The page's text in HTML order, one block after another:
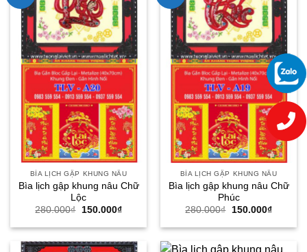
BÌA LỊCH GẬP KHUNG NÂU
Bìa lịch gập khung nâu Chữ
Lộc
280.000₫
Giá
là:
150.000₫Giá
tại
150.000₫.
BÌA LỊCH GẬP KHUNG NÂU
Bìa lịch gập khung nâu Chữ
Phúc
280.000₫
Giá
là:
150.000₫Giá
tại